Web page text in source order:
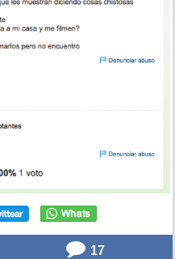
17